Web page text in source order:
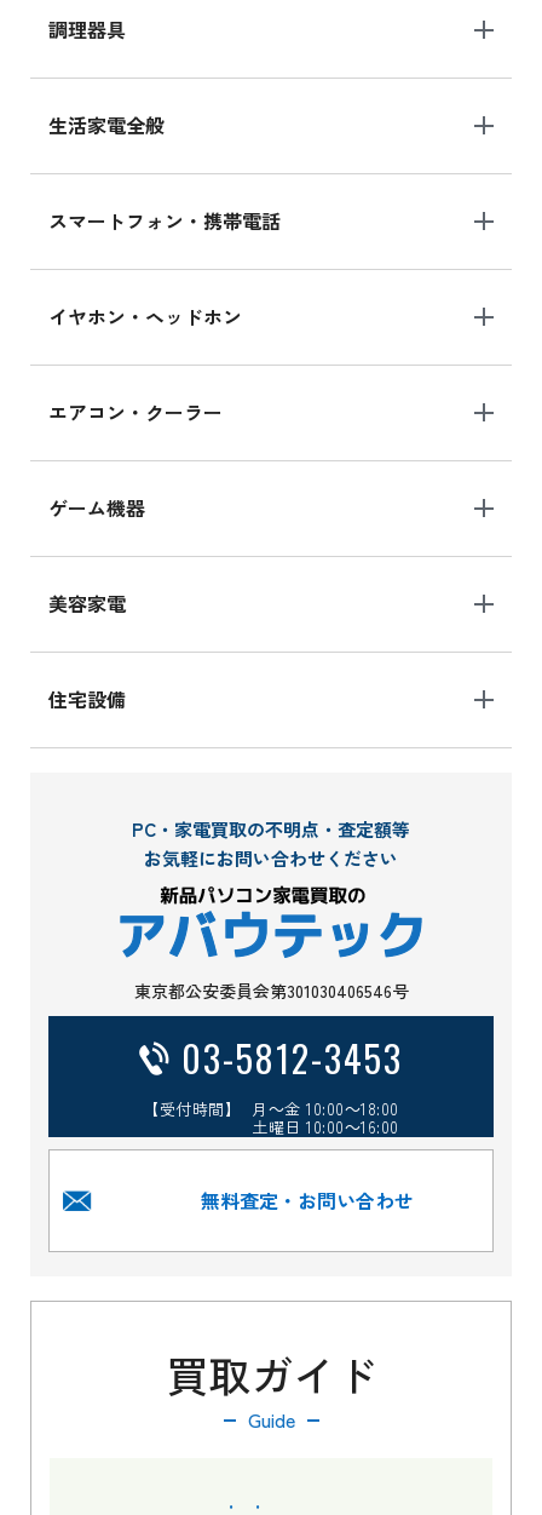
調理器具
生活家電全般
スマートフォン・携帯電話
イヤホン・ヘッドホン
エアコン・クーラー
ゲーム機器
美容家電
住宅設備
PC・家電買取の不明点・査定額等
お気軽にお問い合わせください
東京都公安委員会第301030406546号
03-5812-3453
【受付時間】 月～金 10:00～18:00
土曜日 10:00～16:00
無料査定・お問い合わせ
買取ガイド
Guide